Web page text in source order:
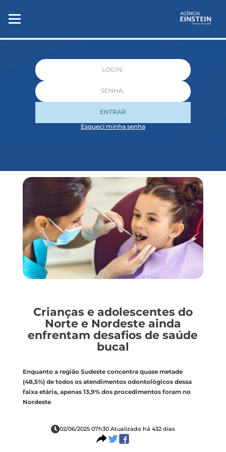
ENTRAR
Esqueci minha senha
Crianças e adolescentes do
Norte e Nordeste ainda
enfrentam desafios de saúde
bucal
Enquanto a região Sudeste concentra quase metade
(48,5%) de todos os atendimentos odontológicos dessa
faixa etária, apenas 13,9% dos procedimentos foram no
Nordeste
02/06/2025 07h30 Atualizado há 432 dias